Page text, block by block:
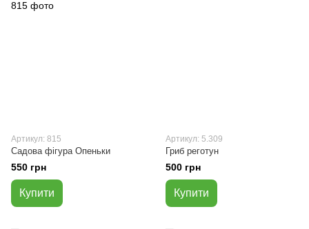
Артикул: 815
Садова фігура Опеньки
550 грн
Купити
Артикул: 5.309
Гриб реготун
500 грн
Купити